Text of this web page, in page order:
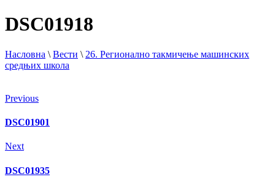
DSC01918
Насловна \ Вести \ 26. Регионално такмичење машинских
средњих школа
Previous
DSC01901
Next
DSC01935